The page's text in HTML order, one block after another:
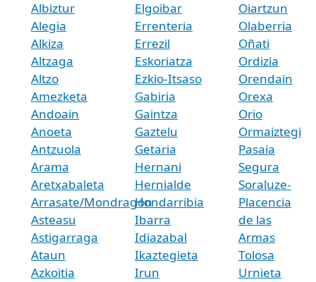
Albiztur
Alegia
Alkiza
Altzaga
Altzo
Amezketa
Andoain
Anoeta
Antzuola
Arama
Aretxabaleta
Arrasate/Mondragón
Asteasu
Astigarraga
Ataun
Azkoitia
Elgoibar
Errenteria
Errezil
Eskoriatza
Ezkio-Itsaso
Gabiria
Gaintza
Gaztelu
Getaria
Hernani
Hernialde
Hondarribia
Ibarra
Idiazabal
Ikaztegieta
Irun
Oiartzun
Olaberria
Oñati
Ordizia
Orendain
Orexa
Orio
Ormaiztegi
Pasaia
Segura
Soraluze-
Placencia
de las
Armas
Tolosa
Urnieta